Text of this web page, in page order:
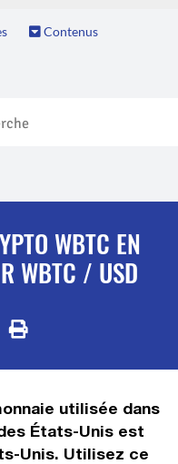
Contenus
WBTC EN
WBTC / USD
utilisée dans
États-Unis est
Unis. Utilisez ce